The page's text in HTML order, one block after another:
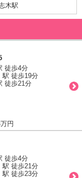
木駅
徒歩4分
駅 徒歩19分
徒歩21分
円
徒歩4分
駅 徒歩21分
駅 徒歩23分